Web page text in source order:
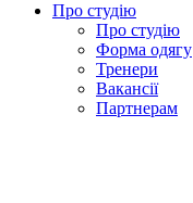
Про студію
Про студію
Форма одягу
Тренери
Вакансії
Партнерам